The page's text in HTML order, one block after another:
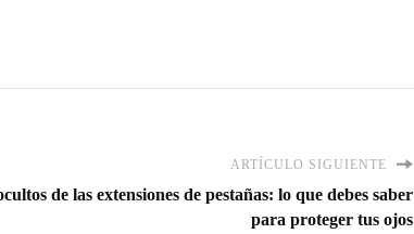
ARTÍCULO SIGUIENTE
de las extensiones de pestañas: lo que debes saber
para proteger tus ojos